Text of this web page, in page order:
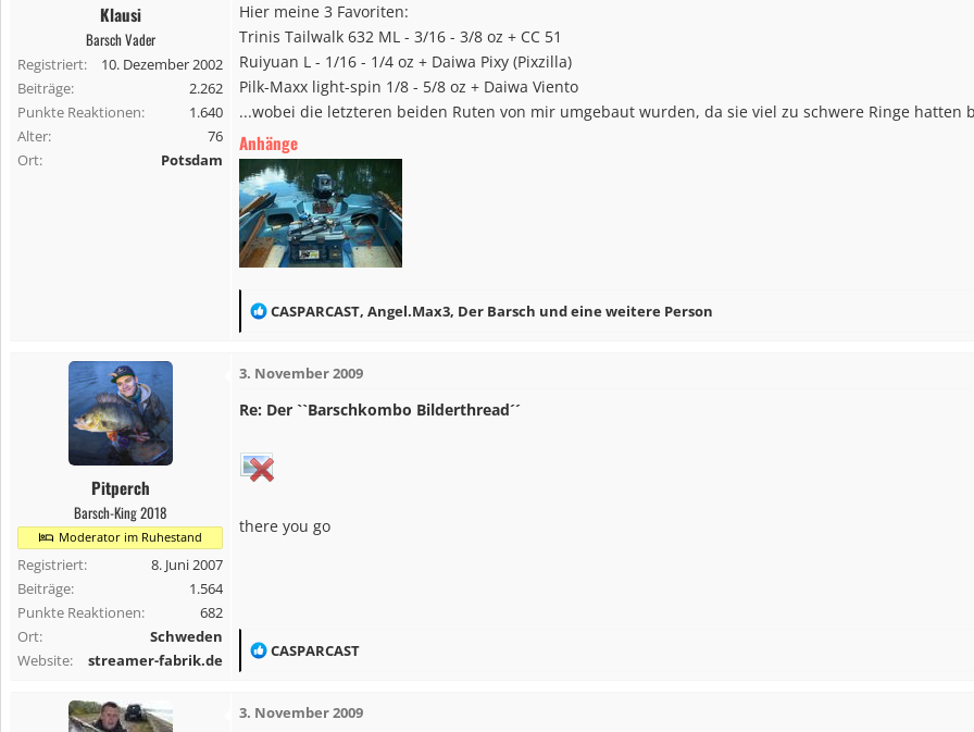
Klausi
Barsch Vader
Registriert
10. Dezember 2002
Beiträge
2.262
Punkte Reaktionen
1.640
Alter
76
Ort
Potsdam
Hier meine 3 Favoriten:
Trinis Tailwalk 632 ML - 3/16 - 3/8 oz + CC 51
Ruiyuan L - 1/16 - 1/4 oz + Daiwa Pixy (Pixzilla)
Pilk-Maxx light-spin 1/8 - 5/8 oz + Daiwa Viento
...wobei die letzteren beiden Ruten von mir umgebaut wurden, da sie viel zu schwere Ringe hatten
Anhänge
R
k
t
o
n
n
CASPARCAST, Angel.Max3, Der Barsch und eine weitere Person
Pitperch
Barsch-King 2018
Moderator im Ruhestand
Registriert
8. Juni 2007
Beiträge
1.564
Punkte Reaktionen
682
Ort
Schweden
Website
streamer-fabrik.de
3. November 2009
Re: Der ``Barschkombo Bilderthread´´
there you go
R
k
CASPARCAST
3. November 2009